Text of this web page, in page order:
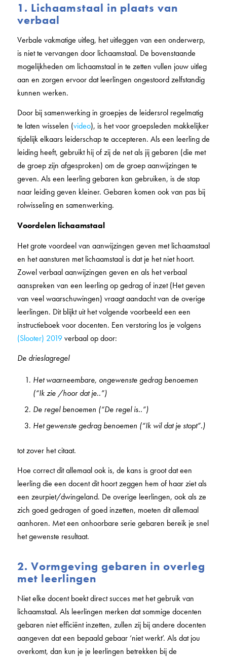
1. Lichaamstaal in plaats van
verbaal
Verbale vakmatige uitleg, het uitleggen van een onderwerp,
is niet te vervangen door lichaamstaal. De bovenstaande
mogelijkheden om lichaamstaal in te zetten vullen jouw uitleg
aan en zorgen ervoor dat leerlingen ongestoord zelfstandig
kunnen werken.
Door bij samenwerking in groepjes de leidersrol regelmatig
te laten wisselen (video), is het voor groepsleden makkelijker
tijdelijk elkaars leiderschap te accepteren. Als een leerling de
leiding heeft, gebruikt hij of zij de net als jij gebaren (die met
de groep zijn afgesproken) om de groep aanwijzingen te
geven. Als een leerling gebaren kan gebruiken, is de stap
naar leiding geven kleiner. Gebaren komen ook van pas bij
rolwisseling en samenwerking.
Voordelen lichaamstaal
Het grote voordeel van aanwijzingen geven met lichaamstaal
en het aansturen met lichaamstaal is dat je het niet hoort.
Zowel verbaal aanwijzingen geven en als het verbaal
aanspreken van een leerling op gedrag of inzet (Het geven
van veel waarschuwingen) vraagt aandacht van de overige
leerlingen. Dit blijkt uit het volgende voorbeeld een een
instructieboek voor docenten. Een verstoring los je volgens
(Slooter) 2019verbaal op door:
De drieslagregel
Het waarneembare, ongewenste gedrag benoemen
(“Ik zie /hoor dat je..”)
De regel benoemen (“De regel is..”)
Het gewenste gedrag benoemen (“Ik wil dat je stopt”.)
tot zover het citaat.
Hoe correct dit allemaal ook is, de kans is groot dat een
leerling die een docent dit hoort zeggen hem of haar ziet als
een zeurpiet/dwingeland. De overige leerlingen, ook als ze
zich goed gedragen of goed inzetten, moeten dit allemaal
aanhoren. Met een onhoorbare serie gebaren bereik je snel
het gewenste resultaat.
2. Vormgeving gebaren in overleg
met leerlingen
Niet elke docent boekt direct succes met het gebruik van
lichaamstaal. Als leerlingen merken dat sommige docenten
gebaren niet efficiënt inzetten, zullen zij bij andere docenten
aangeven dat een bepaald gebaar ‘niet werkt’. Als dat jou
overkomt, dan kun je je leerlingen betrekken bij de